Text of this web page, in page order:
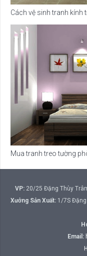
Cách vệ sinh tranh kính
Mua tranh treo tường
VP:20/25 Đặng Thùy
Xưởng Sản Xuất: 1/7S Đặng
Email: